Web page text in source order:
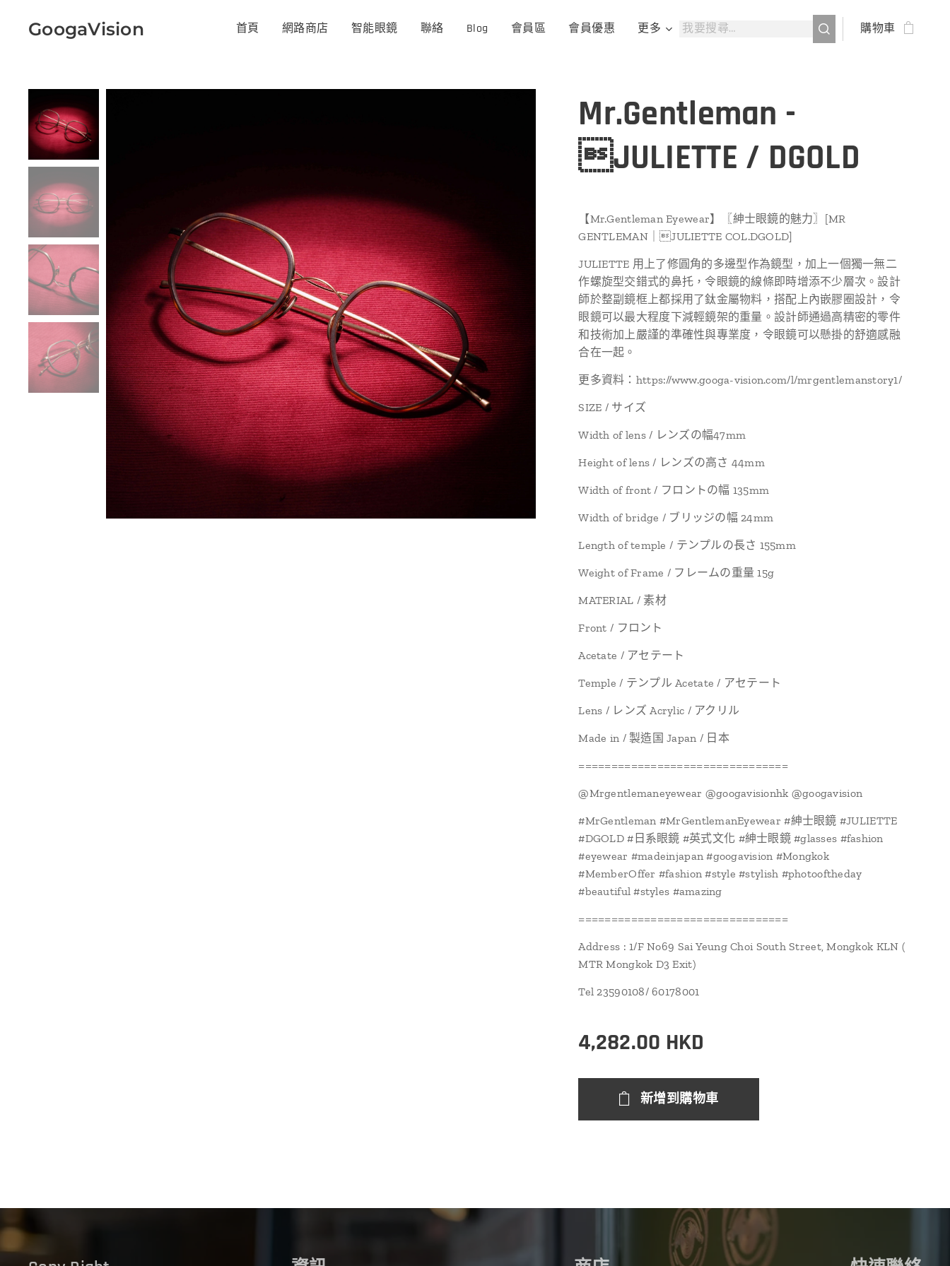
GoogaVision 首頁 網路商店 智能眼鏡 聯絡 Blog 會員區 會員優惠 更多 購物車
Mr.Gentleman -
JULIETTE / DGOLD
【Mr.Gentleman Eyewear】〖紳士眼鏡的魅力〗[MR
GENTLEMAN｜JULIETTE COL.DGOLD]
JULIETTE 用上了修圓角的多邊型作為鏡型，加上一個獨一無二
作螺旋型交錯式的鼻托，令眼鏡的線條即時增添不少層次。設計
師於整副鏡框上都採用了鈦金屬物料，搭配上內嵌膠圈設計，令
眼鏡可以最大程度下減輕鏡架的重量。設計師通過高精密的零件
和技術加上嚴謹的準確性與專業度，令眼鏡可以懸掛的舒適感融
合在一起。
更多資料：https://www.googa-vision.com/l/mrgentlemanstory1/
SIZE / サイズ
Width of lens / レンズの幅47mm
Height of lens / レンズの高さ 44mm
Width of front / フロントの幅 135mm
Width of bridge / ブリッジの幅 24mm
Length of temple / テンプルの長さ 155mm
Weight of Frame / フレームの重量 15g
MATERIAL / 素材
Front / フロント
Acetate / アセテート
Temple / テンプル Acetate / アセテート
Lens / レンズ Acrylic / アクリル
Made in / 製造国 Japan / 日本
================================
@Mrgentlemaneyewear @googavisionhk @googavision
#MrGentleman #MrGentlemanEyewear #紳士眼鏡 #JULIETTE
#DGOLD #日系眼鏡 #英式文化 #紳士眼鏡 #glasses #fashion
#eyewear #madeinjapan #googavision #Mongkok
#MemberOffer #fashion #style #stylish #photooftheday
#beautiful #styles #amazing
================================
Address : 1/F No69 Sai Yeung Choi South Street, Mongkok KLN (
MTR Mongkok D3 Exit)
Tel 23590108/ 60178001
4,282.00 HKD
新增到購物車